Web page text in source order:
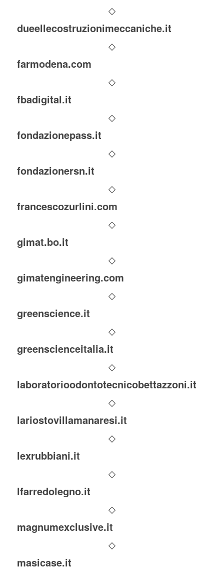
dueellecostruzionimeccaniche.it
farmodena.com
fbadigital.it
fondazionepass.it
fondazionersn.it
francescozurlini.com
gimat.bo.it
gimatengineering.com
greenscience.it
greenscienceitalia.it
laboratorioodontotecnicobettazzoni.it
lariostovillamanaresi.it
lexrubbiani.it
lfarredolegno.it
magnumexclusive.it
masicase.it